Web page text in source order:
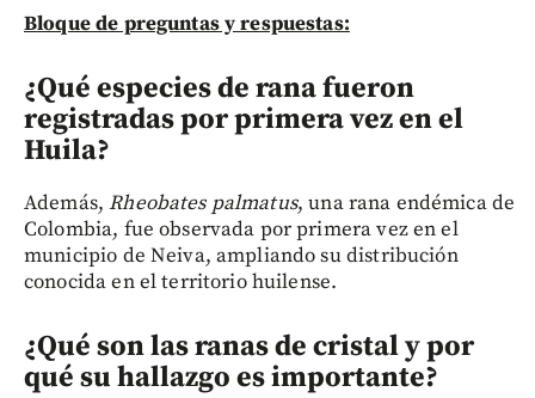
Bloque de preguntas y respuestas:
¿Qué especies de rana fueron
registradas por primera vez en el
Huila?
Además,Rheobates palmatus, una rana endémica de
Colombia, fue observada por primera vez en el
municipio de Neiva, ampliando su distribución
conocida en el territorio huilense.
¿Qué son las ranas de cristal y por
qué su hallazgo es importante?